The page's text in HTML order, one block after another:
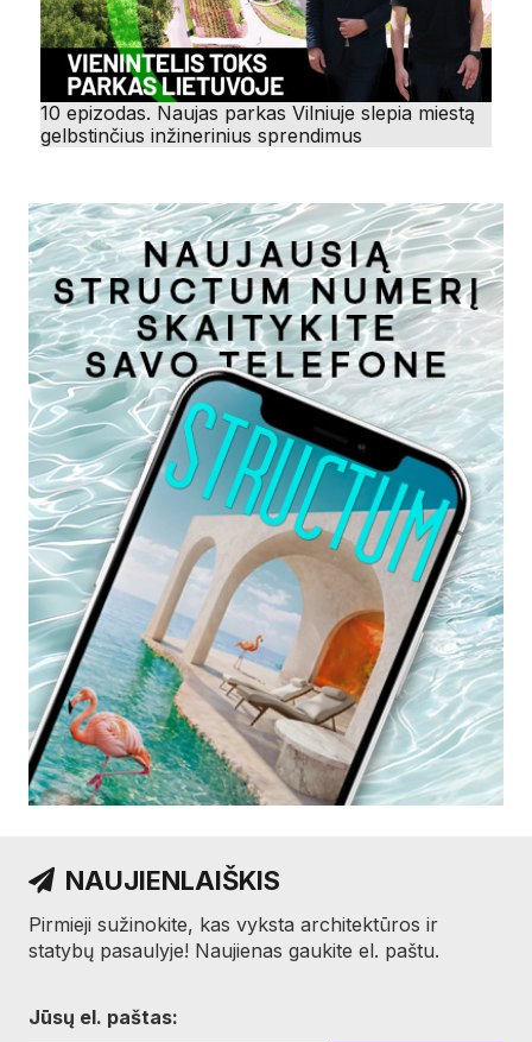
10 epizodas. Naujas parkas Vilniuje slepia miestą
gelbstinčius inžinerinius sprendimus
NAUJIENLAIŠKIS
Pirmieji sužinokite, kas vyksta architektūros ir
statybų pasaulyje! Naujienas gaukite el. paštu.
Jūsų el. paštas: